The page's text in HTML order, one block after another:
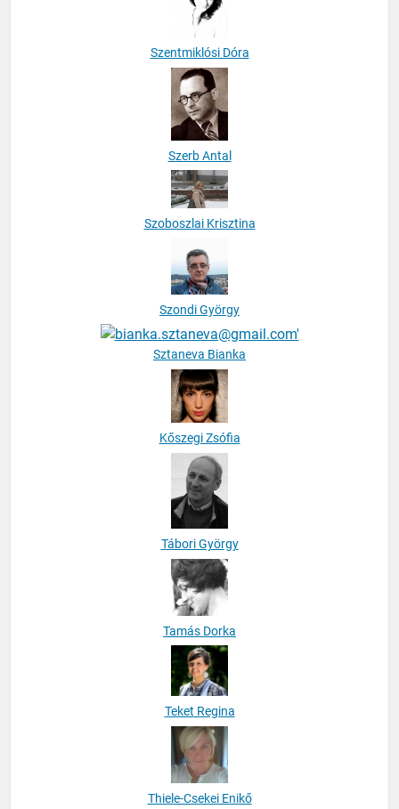
Szentmiklósi Dóra
Szerb Antal
Szoboszlai Krisztina
Szondi György
Sztaneva Bianka
Kőszegi Zsófia
Tábori György
Tamás Dorka
Teket Regina
Thiele-Csekei Enikő